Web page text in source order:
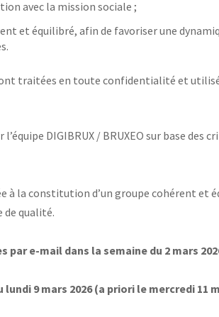
avec la mission sociale ;
et équilibré, afin de favoriser une
traitées en toute confidentialité et
DIGIBRUX / BRUXEO sur base
la constitution d’un groupe cohérent et
de qualité.
par e-mail dans la semaine du 2 mars
9 mars 2026 (a priori le mercredi 11